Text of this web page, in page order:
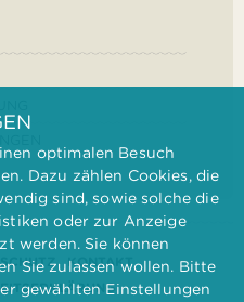
KONTAKT
optimalen Besuch
Dazu zählen Cookies, die
sind, sowie solche die
oder zur Anzeige
werden. Sie können
Sie zulassen wollen. Bitte
gewählten Einstellungen